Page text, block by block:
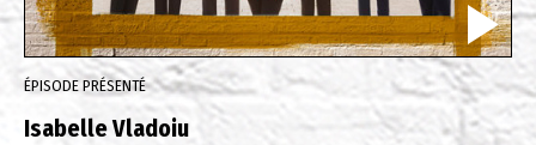
ÉPISODE PRÉSENTÉ
Isabelle Vladoiu